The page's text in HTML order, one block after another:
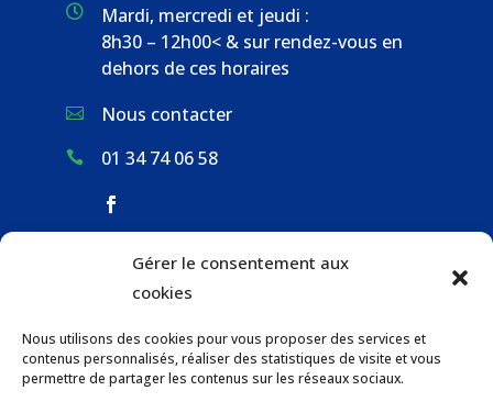
Gérer le consentement aux
cookies
Nous utilisons des cookies pour vous proposer des services et
contenus personnalisés, réaliser des statistiques de visite et vous
permettre de partager les contenus sur les réseaux sociaux.

Mardi, mercredi et jeudi :
8h30 – 12h00< & sur rendez-vous en
dehors de ces horaires
 Nous contacter
 01 34 74 06 58
GESTION DES DÉCHETS
URBANISME